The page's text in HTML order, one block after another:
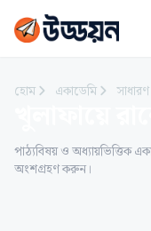
হোম একাডেমি সাধারণ
পাঠ্যবিষয় ও অধ্যায়ভিত্তিক
অংশগ্রহণ করুন।